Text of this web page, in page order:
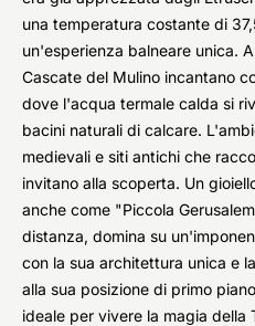
una temperatura costante di
un'esperienza balneare unica.
Cascate del Mulino incantano
dove l'acqua termale calda si
bacini naturali di calcare.
medievali e siti antichi che
invitano alla scoperta. Un
anche come "Piccola
distanza, domina su
con la sua architettura unica e
alla sua posizione di primo
ideale per vivere la magia della